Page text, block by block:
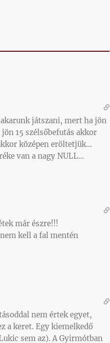
játszani, mert ha jön
15 szélsőbefutás akkor
középen eröltetjük…
van a nagy NULL…
már észre!!!
kell a fal mentén
nem értek egyet,
a keret. Egy kiemelkedő
sem az). A Gyirmótban